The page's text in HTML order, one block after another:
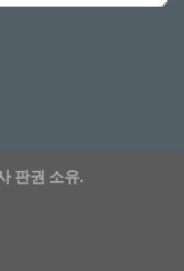
판권 소유.